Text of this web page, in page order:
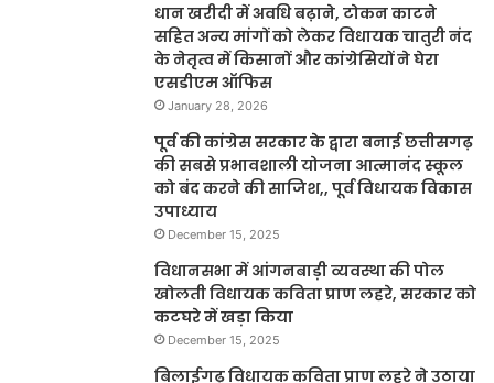
धान खरीदी में अवधि बढ़ाने, टोकन काटने
सहित अन्य मांगों को लेकर विधायक चातुरी नंद
के नेतृत्व में किसानों और कांग्रेसियों ने घेरा
एसडीएम ऑफिस
January 28, 2026
पूर्व की कांग्रेस सरकार के द्वारा बनाई छत्तीसगढ़
की सबसे प्रभावशाली योजना आत्मानंद स्कूल
को बंद करने की साजिश,, पूर्व विधायक विकास
उपाध्याय
December 15, 2025
विधानसभा में आंगनबाड़ी व्यवस्था की पोल
खोलती विधायक कविता प्राण लहरे, सरकार को
कटघरे में खड़ा किया
December 15, 2025
बिलाईगढ़ विधायक कविता प्राण लहरे ने उठाया